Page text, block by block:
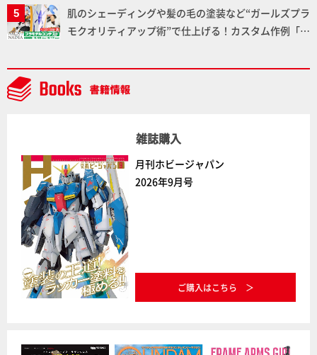
肌のシェーディングや髪の毛の塗装など“ガールズプラ
モクオリティアップ術”で仕上げる！カスタム作例「白
デルコンテスト」～8月17日（月）11:59まで応募受付
中】
雑誌購入
月刊ホビージャパン
2026年9月号
ご購入はこちら